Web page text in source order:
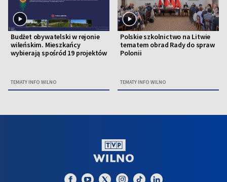
Budżet obywatelski w rejonie
wileńskim. Mieszkańcy
wybierają spośród 19 projektów
TEMATY INFO WILNO
Polskie szkolnictwo na Litwie
tematem obrad Rady do spraw
Polonii
TEMATY INFO WILNO